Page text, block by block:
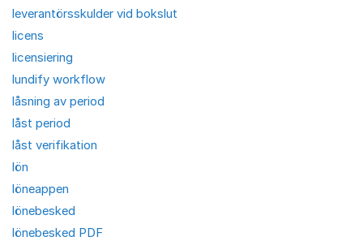
leverantörsskulder vid bokslut
licens
licensiering
lundify workflow
låsning av period
låst period
låst verifikation
lön
löneappen
lönebesked
lönebesked PDF